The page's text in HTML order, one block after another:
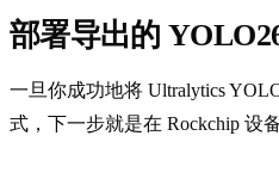
部署导出的
一旦你成功地将 Ultralytics
式，下一步就是在 Rockchip 设